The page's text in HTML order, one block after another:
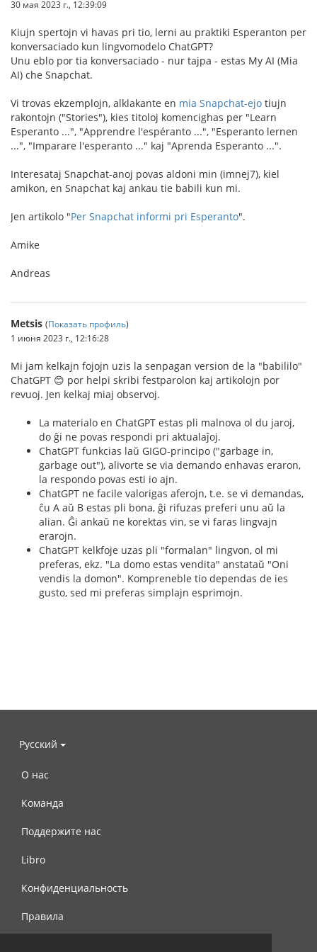
30 мая 2023 г., 12:39:09
Kiujn spertojn vi havas pri tio, lerni au praktiki Esperanton per
konversaciado kun lingvomodelo ChatGPT?
Unu eblo por tia konversaciado - nur tajpa - estas My AI (Mia
AI) che Snapchat.
Vi trovas ekzemplojn, alklakante en mia Snapchat-ejo tiujn
rakontojn ("Stories"), kies titoloj komencighas per "Learn
Esperanto ...", "Apprendre l'espéranto ...", "Esperanto lernen
...", "Imparare l'esperanto ..." kaj "Aprenda Esperanto ...".
Interesataj Snapchat-anoj povas aldoni min (imnej7), kiel
amikon, en Snapchat kaj ankau tie babili kun mi.
Jen artikolo "Per Snapchat informi pri Esperanto".
Amike
Andreas
Metsis (Показать профиль)
1 июня 2023 г., 12:16:28
Mi jam kelkajn fojojn uzis la senpagan version de la "babililo"
ChatGPT 😊 por helpi skribi festparolon kaj artikolojn por
revuoj. Jen kelkaj miaj observoj.
La materialo en ChatGPT estas pli malnova ol du jaroj,
do ĝi ne povas respondi pri aktualaĵoj.
ChatGPT funkcias laŭ GIGO-principo ("garbage in,
garbage out"), alivorte se via demando enhavas eraron,
la respondo povas esti io ajn.
ChatGPT ne facile valorigas aferojn, t.e. se vi demandas,
ĉu A aŭ B estas pli bona, ĝi rifuzas preferi unu aŭ la
alian. Ĝi ankaŭ ne korektas vin, se vi faras lingvajn
erarojn.
ChatGPT kelkfoje uzas pli "formalan" lingvon, ol mi
preferas, ekz. "La domo estas vendita" anstataŭ "Oni
vendis la domon". Kompreneble tio dependas de ies
gusto, sed mi preferas simplajn esprimojn.
Русский
О нас
Команда
Поддержите нас
Libro
Конфиденциальность
Правила